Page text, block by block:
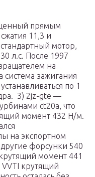
прямым
11,3 и
мотор,
л.с. После 1997
на
зажигания
по 1
3) 2jz-gte —
ct20a, что
момент 432 Н/м.
на экспортном
форсунки 540
момент 441
VVTI крутящий